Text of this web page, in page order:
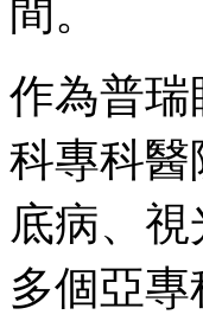
作為普
科專科
底病、
多個亞